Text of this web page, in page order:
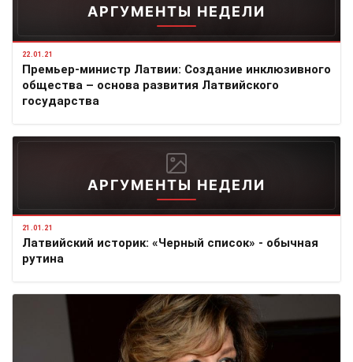
АРГУМЕНТЫ НЕДЕЛИ
22.01.21
Премьер-министр Латвии: Создание инклюзивного
общества – основа развития Латвийского
государства
АРГУМЕНТЫ НЕДЕЛИ
21.01.21
Латвийский историк: «Черный список» - обычная
рутина